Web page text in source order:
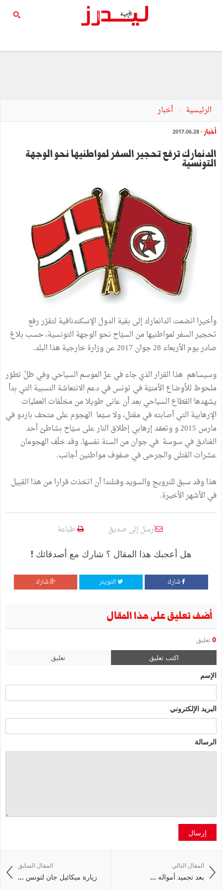
الرئيسية أخبار
أخبار - 2017.06.28
الدنمارك ترفع تحجير السفر لمواطنيها نحو الوجهة
التونسية
وأخيرا انضمت الدانمارك إلى بقية الدول الإسكندنافية لتقرّر رفع
تحجير السفر لمواطنيها من السيّاح نحو الوجهة التونسية، حسب بلاغ
صادر يوم الأربعاء 28 جوان 2017 عن وزارة خارجية هذا البلد.
وسيساهم هذا القرار الذي جاء في عزّ الموسم السياحي وفي ظلّ تطوّر
ملحوظ للأوضاع الأمنيّة في تونس في دعم الانتعاشة النسبية التي بدأ
يشهدها القطاع السياحي بعد أن عانى طويلا من مخلّفات العمليات
الإرهابية التي أصابته في مقتل، ولا سيّما الهجوم على متحف باردو في
مارس 2015 و وتعمّد إرهابي إطلاق النار على سيّاح بشاطئ أحد
الفنادق في سوسة في جوان من السنة نفسها. وقد خلّف الهجومان
عشرات القتلى والجرحى في صفوف مواطنين أجانب.
هذا وقد سبق للنرويج والسويد وفنلندا أن اتخذت قرارا من هذا القبيل
في الأشهر الأخيرة.
أرسل إلى صديق طباعة
هل أعجبك هذا المقال ؟ شارك مع أصدقائك !
شارك التويتر شارك
أضف تعليق على هذا المقال
0 تعليق
اكتب تعليق تعليق
الإسم
البريد الإلكتروني
الرسالة
إرسال
المقال السابق
زيارة ميكائيل جان لتونس ...
المقال التالي
بعد تجميد أمواله ...